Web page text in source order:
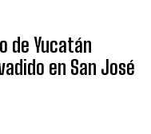
de Yucatán
en San José